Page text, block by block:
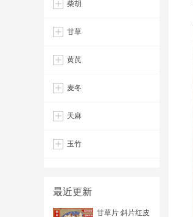
柴胡
甘草
黄芪
麦冬
天麻
玉竹
最近更新
甘草片 斜片红皮